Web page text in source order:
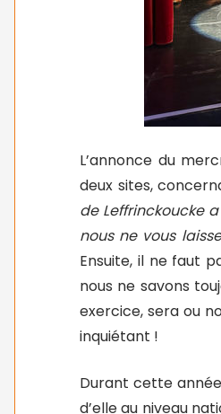
L’annonce du
deux sites,
de Leffrinckoucke
nous ne vous
Ensuite, il ne faut
nous ne savons
exercice, sera ou
inquiétant !
Durant cette
d’elle au niveau